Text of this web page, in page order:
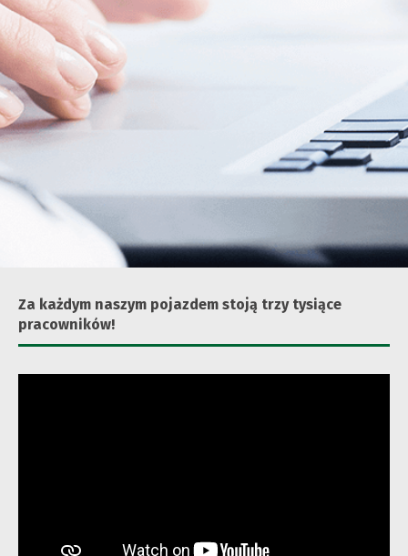
Za każdym naszym pojazdem stoją trzy tysiące
pracowników!